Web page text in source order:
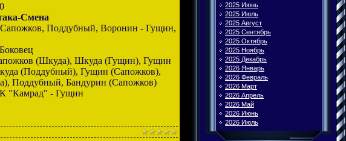
Смена
Поддубный, Воронин - Гущин,
(Шкуда), Шкуда (Гущин), Гущин
(Поддубный), Гущин (Сапожков),
Поддубный, Бандурин (Сапожков)
"Камрад" - Гущин
2025 Июнь
2025 Июль
2025 Август
2025 Сентябрь
2025 Октябрь
2025 Ноябрь
2025 Декабрь
2026 Январь
2026 Февраль
2026 Март
2026 Апрель
2026 Май
2026 Июнь
2026 Июль